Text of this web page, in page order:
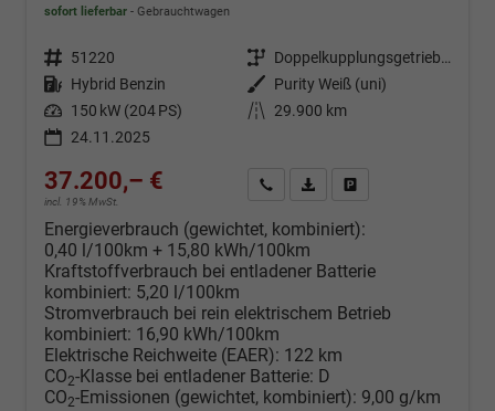
sofort lieferbar Gebrauchtwagen
Fahrzeugnr. 51220 Getriebe
Doppelkupplungsgetriebe (DSG)
Kraftstoff Hybrid Benzin Außenfarbe
Purity Weiß (uni)
Leistung 150 kW (204 PS) Kilometerstand
29.900 km
24.11.2025
37.200,– €
incl. 19% MwSt.
Kontakt & Angebot anfordern
PDF-Datei, Fahrzeugexposé
Energieverbrauch (gewichtet, kombiniert):
0,40 l/100km + 15,80 kWh/100km
Kraftstoffverbrauch bei entladener Batterie
kombiniert: 5,20 l/100km
Stromverbrauch bei rein elektrischem Betrieb
kombiniert: 16,90 kWh/100km
Elektrische Reichweite (EAER): 122 km
CO2-Klasse bei entladener Batterie: D
CO2-Emissionen (gewichtet, kombiniert): 9,00 g/km